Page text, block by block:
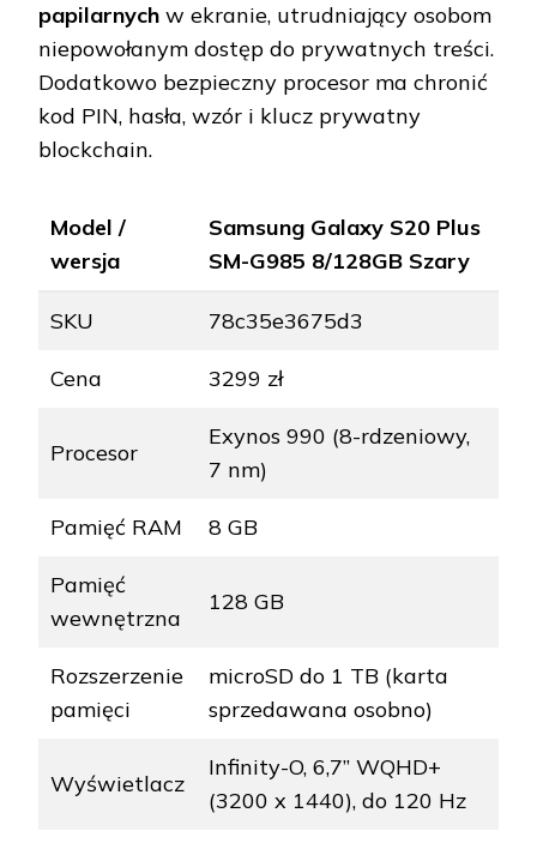
papilarnych w ekranie, utrudniający osobom
niepowołanym dostęp do prywatnych treści.
Dodatkowo bezpieczny procesor ma chronić
kod PIN, hasła, wzór i klucz prywatny
blockchain.
Model /
wersja
Samsung Galaxy S20 Plus
SM-G985 8/128GB Szary
SKU 78c35e3675d3
Cena 3299 zł
Procesor
Exynos 990 (8-rdzeniowy,
7 nm)
Pamięć RAM 8 GB
Pamięć
wewnętrzna
128 GB
Rozszerzenie
pamięci
microSD do 1 TB (karta
sprzedawana osobno)
Wyświetlacz
Infinity-O, 6,7” WQHD+
(3200 x 1440), do 120 Hz